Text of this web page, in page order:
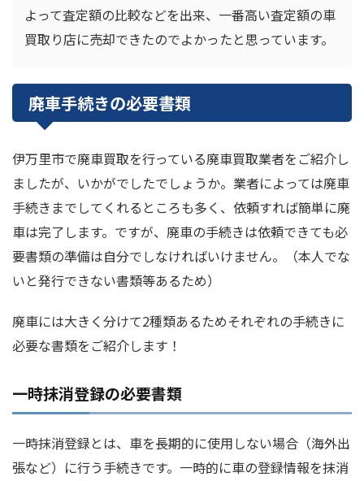
よって査定額の比較などを出来、一番高い査定額の車
買取り店に売却できたのでよかったと思っています。
廃車手続きの必要書類
伊万里市で廃車買取を行っている廃車買取業者をご紹介し
ましたが、いかがでしたでしょうか。業者によっては廃車
手続きまでしてくれるところも多く、依頼すれば簡単に廃
車は完了します。ですが、廃車の手続きは依頼できても必
要書類の準備は自分でしなければいけません。（本人でな
いと発行できない書類等あるため）
廃車には大きく分けて2種類あるためそれぞれの手続きに
必要な書類をご紹介します！
一時抹消登録の必要書類
一時抹消登録とは、車を長期的に使用しない場合（海外出
張など）に行う手続きです。一時的に車の登録情報を抹消